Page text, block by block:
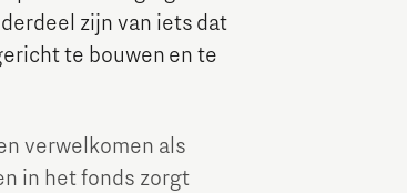
Industries Campus
Campus Eindhoven
zijn van iets dat
te bouwen en te
verwelkomen als
in het fonds zorgt